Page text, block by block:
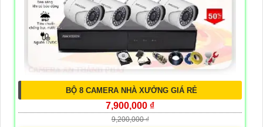
BỘ 8 CAMERA NHÀ XƯỞNG GIÁ RẺ
7,900,000 ₫
9,200,000 ₫